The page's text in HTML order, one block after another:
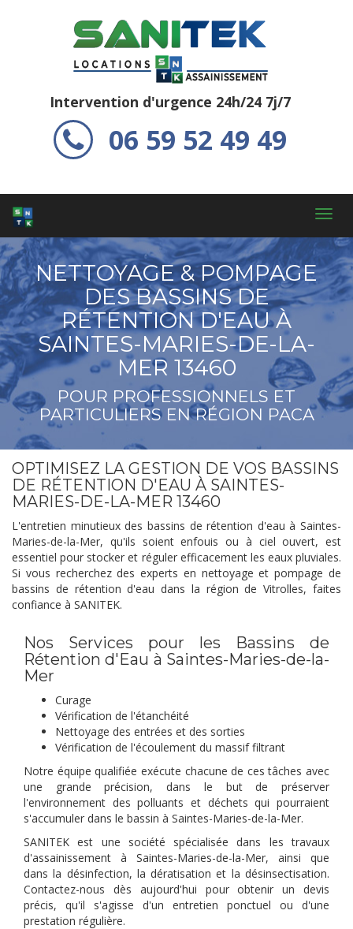
Intervention d'urgence 24h/24 7j/7
06 59 52 49 49
NETTOYAGE & POMPAGE
DES BASSINS DE
RÉTENTION D'EAU À
SAINTES-MARIES-DE-LA-
MER 13460
POUR PROFESSIONNELS ET
PARTICULIERS EN RÉGION PACA
OPTIMISEZ LA GESTION DE VOS BASSINS
DE RÉTENTION D'EAU À SAINTES-
MARIES-DE-LA-MER 13460
L'entretien minutieux des bassins de rétention d'eau à Saintes-
Maries-de-la-Mer, qu'ils soient enfouis ou à ciel ouvert, est
essentiel pour stocker et réguler efficacement les eaux pluviales.
Si vous recherchez des experts en nettoyage et pompage de
bassins de rétention d'eau dans la région de Vitrolles, faites
confiance à SANITEK.
Nos Services pour les Bassins de
Rétention d'Eau à Saintes-Maries-de-la-
Mer
Curage
Vérification de l'étanchéité
Nettoyage des entrées et des sorties
Vérification de l'écoulement du massif filtrant
Notre équipe qualifiée exécute chacune de ces tâches avec
une grande précision, dans le but de préserver
l'environnement des polluants et déchets qui pourraient
s'accumuler dans le bassin à Saintes-Maries-de-la-Mer.
SANITEK est une société spécialisée dans les travaux
d'assainissement à Saintes-Maries-de-la-Mer, ainsi que
dans la désinfection, la dératisation et la désinsectisation.
Contactez-nous dès aujourd'hui pour obtenir un devis
précis, qu'il s'agisse d'un entretien ponctuel ou d'une
prestation régulière.